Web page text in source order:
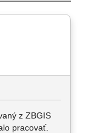
z ZBGIS
pracovať.